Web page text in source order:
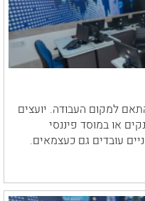
למקום העבודה. יועצים
או במוסד פיננסי
עובדים גם כעצמאים.